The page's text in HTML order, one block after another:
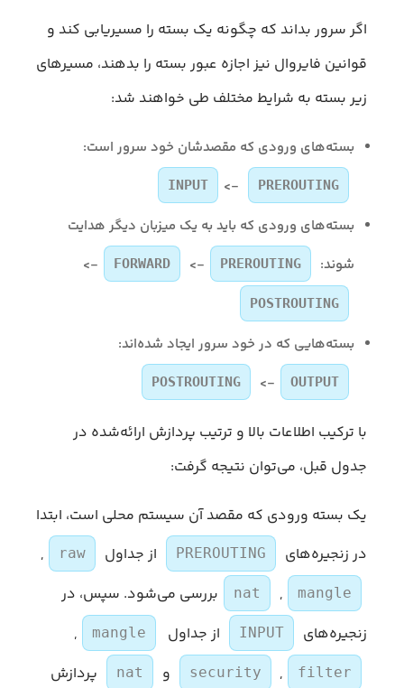
اگر سرور بداند که چگونه یک بسته را مسیریابی کند و
قوانین فایروال نیز اجازه عبور بسته را بدهند، مسیرهای
زیر بسته به شرایط مختلف طی خواهند شد:
بسته‌های ورودی که مقصدشان خود سرور است:
PREROUTING
->
INPUT
بسته‌های ورودی که باید به یک میزبان دیگر هدایت
شوند:
PREROUTING
->
FORWARD
->
POSTROUTING
بسته‌هایی که در خود سرور ایجاد شده‌اند:
OUTPUT
->
POSTROUTING
با ترکیب اطلاعات بالا و ترتیب پردازش ارائه‌شده در
جدول قبل، می‌توان نتیجه گرفت:
یک بسته ورودی که مقصد آن سیستم محلی است، ابتدا
در زنجیره‌های
PREROUTING از جداول raw
,
mangle
,
nat
بررسی می‌شود. سپس، در
زنجیره‌های
INPUT از جداول mangle
,
filter
,
security و nat
پردازش